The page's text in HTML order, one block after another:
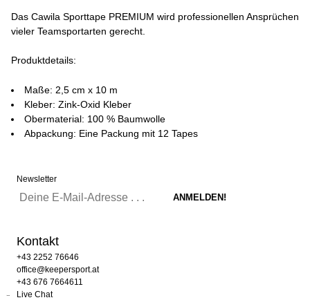
Das Cawila Sporttape PREMIUM wird professionellen Ansprüchen
vieler Teamsportarten gerecht.
Produktdetails:
Maße: 2,5 cm x 10 m
Kleber: Zink-Oxid Kleber
Obermaterial: 100 % Baumwolle
Abpackung: Eine Packung mit 12 Tapes
Newsletter
Kontakt
+43 2252 76646
office@keepersport.at
+43 676 7664611
Live Chat